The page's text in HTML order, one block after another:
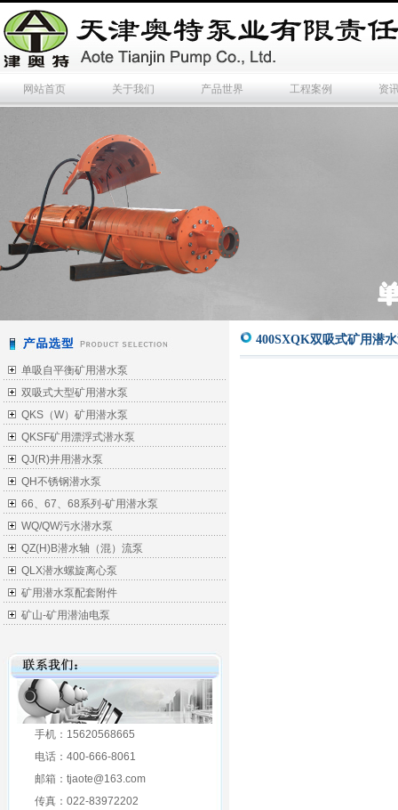
网站首页 关于我们 产品世界 工程案例 资
单吸自平衡矿用潜水泵
双吸式大型矿用潜水泵
QKS（W）矿用潜水泵
QKSF矿用漂浮式潜水泵
QJ(R)井用潜水泵
QH不锈钢潜水泵
66、67、68系列-矿用潜水泵
WQ/QW污水潜水泵
QZ(H)B潜水轴（混）流泵
QLX潜水螺旋离心泵
矿用潜水泵配套附件
矿山-矿用潜油电泵
手机：15620568665
电话：400-666-8061
邮箱：tjaote@163.com
传真：022-83972202
400SXQK双吸式矿用潜